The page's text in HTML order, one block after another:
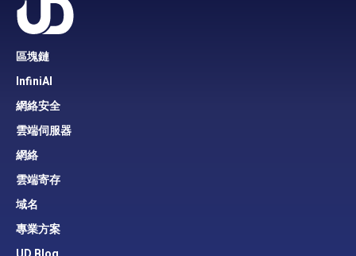
區塊鏈
InfiniAI
網絡安全
雲端伺服器
網絡
雲端寄存
域名
專業方案